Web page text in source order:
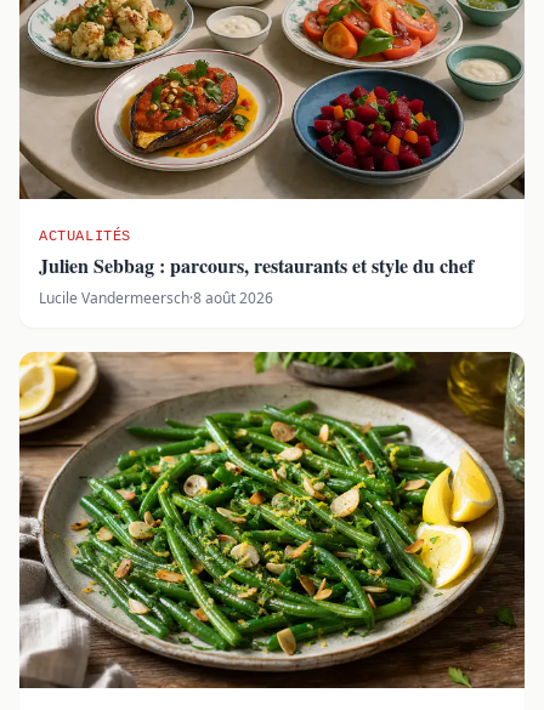
ACTUALITÉS
Julien Sebbag : parcours, restaurants et style du chef
Lucile Vandermeersch·8 août 2026